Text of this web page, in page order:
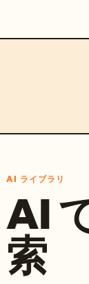
AI ライブラリ
AI
索